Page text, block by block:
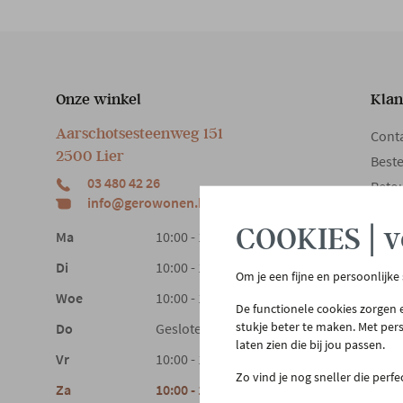
Onze winkel
Aarschotsesteenweg 151
2500 Lier
03 480 42 26
info@gerowonen.be
Ma
10:00 - 18:30
Di
10:00 - 18:30
Woe
10:00 - 18:30
Do
Gesloten
Vr
10:00 - 18:30
Za
10:00 - 18:00
COOKIES
Om je een fijne en
De functionele cookies
stukje beter te maken. Met
laten zien die bij jou passen.
Zo vind je nog sneller die